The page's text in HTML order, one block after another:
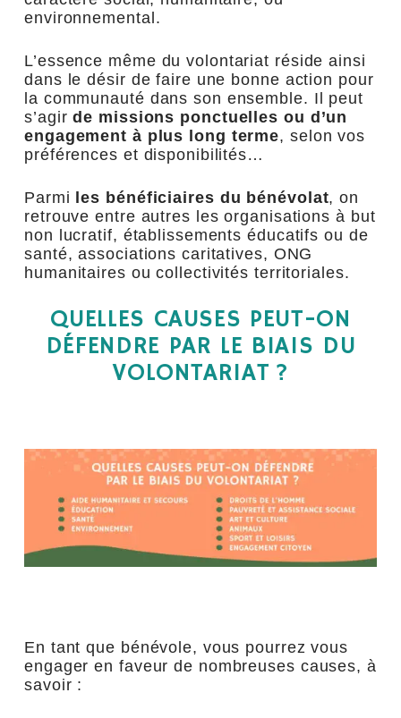
environnemental.
L’essence même du volontariat réside ainsi
dans le désir de faire une bonne action pour
la communauté dans son ensemble. Il peut
s’agirde missions ponctuelles ou d’un
engagement à plus long terme, selon vos
préférences et disponibilités…
Parmi les bénéficiaires du bénévolat, on
retrouve entre autres les organisations à but
non lucratif, établissements éducatifs ou de
santé, associations caritatives, ONG
humanitaires ou collectivités territoriales.
QUELLES CAUSES PEUT-ON
DÉFENDRE PAR LE BIAIS DU
VOLONTARIAT ?
En tant que bénévole, vous pourrez vous
engager en faveur de nombreuses causes, à
savoir :